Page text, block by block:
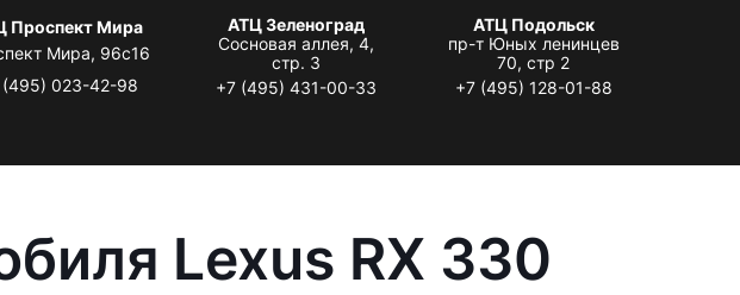
Проспект Мира
Мира, 96с16
(495) 023-42-98
АТЦ Зеленоград
Сосновая аллея, 4,
стр. 3
+7 (495) 431-00-33
АТЦ Подольск
пр-т Юных ленинцев
70, стр 2
+7 (495) 128-01-88
Lexus RX 330